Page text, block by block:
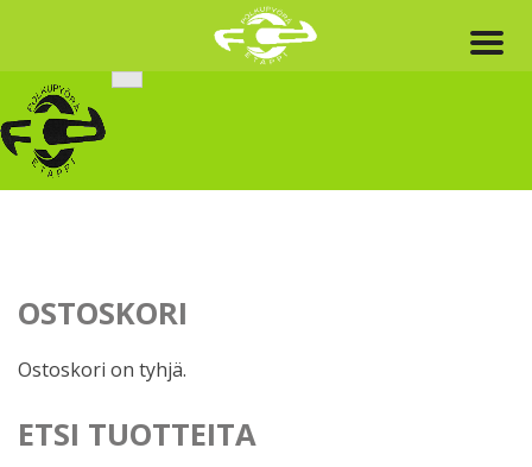
content
OSTOSKORI
Ostoskori on tyhjä.
ETSI TUOTTEITA